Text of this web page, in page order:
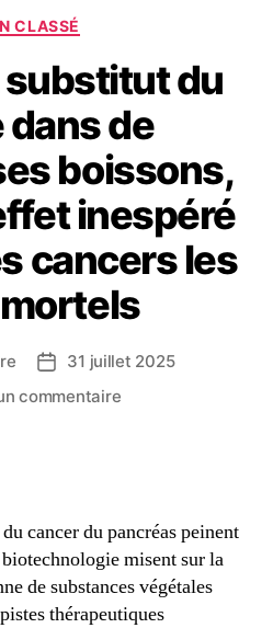
CLASSÉ
substitut du
dans de
boissons,
inespéré
cancers les
31 juillet 2025
commentaire
cancer du pancréas peinent
misent sur la
de substances végétales
thérapeutiques